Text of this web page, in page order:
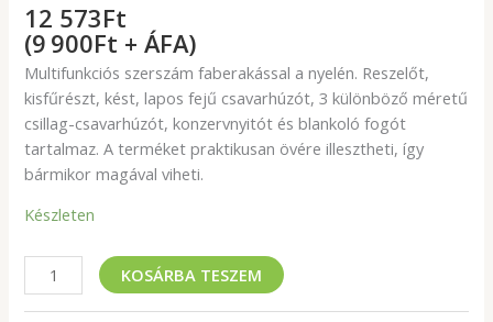
12 573Ft
(9 900Ft + ÁFA)
Multifunkciós szerszám faberakással a nyelén. Reszelőt,
kisfűrészt, kést, lapos fejű csavarhúzót, 3 különböző méretű
csillag-csavarhúzót, konzervnyitót és blankoló fogót
tartalmaz. A terméket praktikusan övére illesztheti, így
bármikor magával viheti.
Készleten
KOSÁRBA TESZEM